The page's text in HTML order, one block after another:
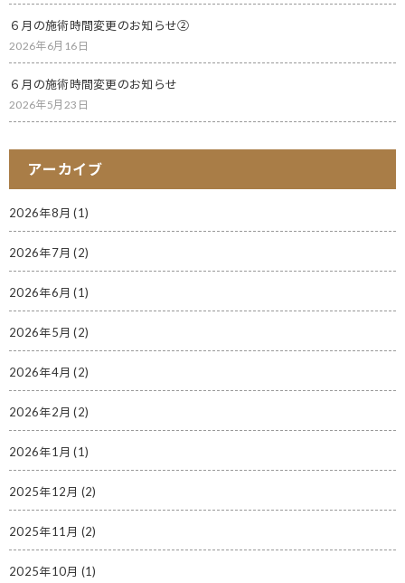
６月の施術時間変更のお知らせ②
2026年6月16日
６月の施術時間変更のお知らせ
2026年5月23日
アーカイブ
2026年8月 (1)
2026年7月 (2)
2026年6月 (1)
2026年5月 (2)
2026年4月 (2)
2026年2月 (2)
2026年1月 (1)
2025年12月 (2)
2025年11月 (2)
2025年10月 (1)